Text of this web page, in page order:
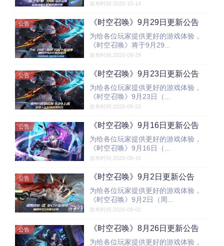
发布时间:2020-10-14
公告 《时空召唤》9月29日更新公告
为给各位玩家提供更好的游戏体验，
《时空召唤》将于9月29...
发布时间:2020-09-29
公告 《时空召唤》9月23日更新公告
为给各位玩家提供更好的游戏体验，
《时空召唤》9月23日（...
发布时间:2020-09-23
公告 《时空召唤》9月16日更新公告
为给各位玩家提供更好的游戏体验，
《时空召唤》9月16日（...
发布时间:2020-09-16
公告 《时空召唤》9月2日更新公告
为给各位玩家提供更好的游戏体验，
《时空召唤》9月2日（周...
发布时间:2020-09-02
公告 《时空召唤》8月26日更新公告
为给各位玩家提供更好的游戏体验，